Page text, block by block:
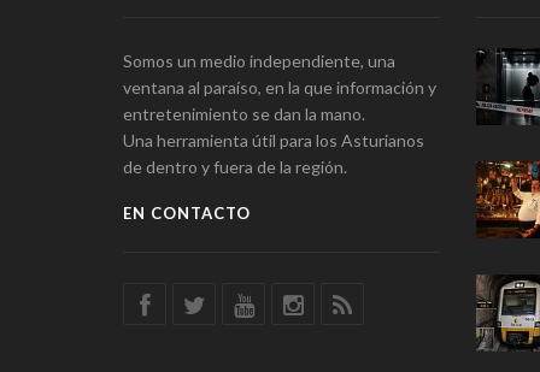
Somos un medio independiente, una
ventana al paraíso, en la que información y
entretenimiento se dan la mano.
Una herramienta útil para los Asturianos
de dentro y fuera de la región.
EN CONTACTO